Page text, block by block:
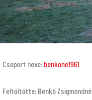
Csoport neve: benkone1961
Feltöltötte: Benkő Zsigmondné